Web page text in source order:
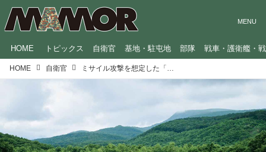
HOME トピックス 自衛官 基地・駐屯地 部隊 戦車・護衛艦・
HOME 自衛官